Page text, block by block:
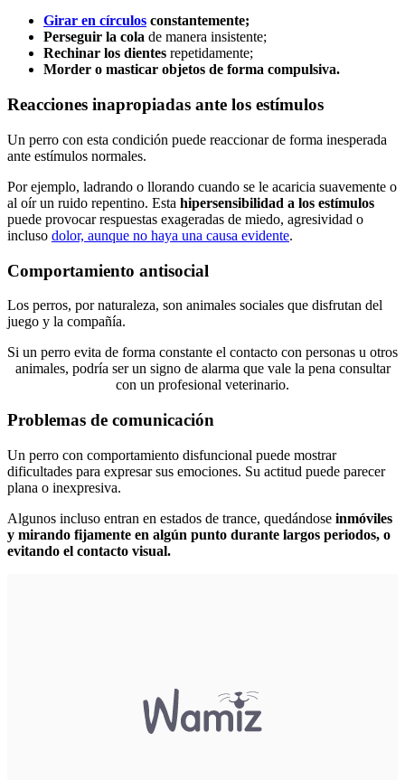
Girar en círculos constantemente;
Perseguir la cola de manera insistente;
Rechinar los dientes repetidamente;
Morder o masticar objetos de forma compulsiva.
Reacciones inapropiadas ante los estímulos
Un perro con esta condición puede reaccionar de forma inesperada
ante estímulos normales.
Por ejemplo, ladrando o llorando cuando se le acaricia suavemente o
al oír un ruido repentino. Esta hipersensibilidad a los estímulos
puede provocar respuestas exageradas de miedo, agresividad o
incluso dolor, aunque no haya una causa evidente.
Comportamiento antisocial
Los perros, por naturaleza, son animales sociales que disfrutan del
juego y la compañía.
Si un perro evita de forma constante el contacto con personas u otros
animales, podría ser un signo de alarma que vale la pena consultar
con un profesional veterinario.
Problemas de comunicación
Un perro con comportamiento disfuncional puede mostrar
dificultades para expresar sus emociones. Su actitud puede parecer
plana o inexpresiva.
Algunos incluso entran en estados de trance, quedándose inmóviles
y mirando fijamente en algún punto durante largos periodos, o
evitando el contacto visual.